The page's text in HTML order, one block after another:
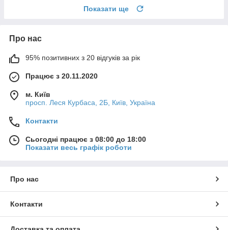
Показати ще
Про нас
95% позитивних з 20 відгуків за рік
Працює з 20.11.2020
м. Київ
просп. Леся Курбаса, 2Б, Київ, Україна
Контакти
Сьогодні працює з 08:00 до 18:00
Показати весь графік роботи
Про нас
Контакти